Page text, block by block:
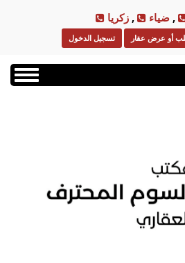
,ضياء ,زكريا
تسجيل الدخول أو عرض عقار